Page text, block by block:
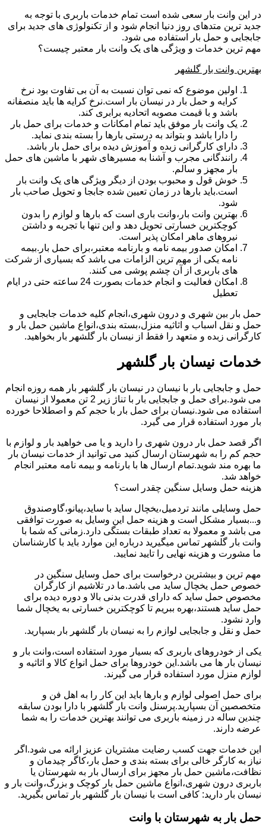
در این وانت بار سعی شده است تمام خدمات باربری با توجه به
جدید ترین متدهای روز دنیا انجام شود و از تکنولوژی های جدید برای
جابجایی و حمل بار استفاده می شود.
مهم ترین خدمات و ویژگی های یک وانت بار معتبر چیست؟
بهترین وانت بار گلشهر
اولین موضوع که نمی توان نسبت به آن بی تفاوت بود نرخ
کرایه و حمل بار در نیسان بار است.نرخ کرایه ها باید منصفانه
باشد و با قیمت مصوبه اتحادیه برابری کند.
یک وانت بار موفق باید تمام امکانات و خدمات برای حمل بار
را دارا باشد و بتواند به درستی بارها را بسته بندی نماید.
دارای کارگرانی زبده و آموزش دیده برای حمل بار باشد.
رانندگانی مجرب و آشنا به مسیرهای شهر با ماشین های حمل
بار مجهز و سالم.
خوش قول و محبوب بودن از دیگر ویژگی های یک وانت بار
است.باید بارها در زمان تعیین شده جابجا و تحویل صاحب بار
شود.
بهترین وانت بار،وانت باری است که بارها و لوازم را بدون
کوچکترین خسارتی تحویل دهد و این تنها با تجربه و داشتن
نیروهای ماهر امکان پذیر است.
امکان صدور بیمه نامه و بارنامه معتبر،برای حمل بار.بیمه
نامه یکی از مهم ترین الزامات می باشد که بسیاری از شرکت
های باربری از آن چشم پوشی می کنند.
امکان فعالیت و انجام خدمات بصورت 24 ساعته حتی در ایام
تعطیل
حمل بار بین شهری و درون شهری،انجام کلیه خدمات جابجایی و
حمل و نقل اسباب و اثاثیه منزل،بسته بندی،انواع ماشین حمل بار و
کارگرانی زبده و متعهد را فقط از نیسان بار گلشهر بار بخواهید.
خدمات نیسان بار گلشهر
حمل و جابجایی بار با نیسان در نیسان بار گلشهر بار همه روزه انجام
می شود.برای حمل و جابجایی بار با تناژ زیر 2 تن معمولا از نیسان
استفاده می شود.نیسان برای حمل بار با حجم کم و اصطلاحا خورده
بار مورد استفاده قرار می گیرد.
اگر قصد حمل بار درون شهری را دارید و یا می خواهید بار و لوازم با
حجم کم را به شهرستان ارسال کنید می توانید از خدمات نیسان بار
ما بهره مند شوید.تمام ارسال ها با بارنامه و بیمه نامه معتبر انجام
خواهد شد.
هزینه حمل وسایل سنگین چقدر است؟
حمل وسایلی مانند تردمیل،یخچال ساید با ساید،پیانو،گاوصندوق
و...بسیار مشکل است و هزینه حمل این وسایل به صورت توافقی
می باشد و معمولا به تعداد طبقات بستگی دارد.زمانی که شما با
وانت بار گلشهر تماس میگیرید درباره این موارد باید با کارشناسان
ما مشورت و هزینه نهایی را تایید نمایید.
مهم ترین و بیشترین درخواست برای حمل وسایل سنگین در
خصوص حمل یخچال ساید می باشد.ما در تلاشیم از کارگران
مخصوص حمل ساید که دارای قدرت بدنی بالا و دوره دیده برای
حمل ساید هستند،بهره ببریم تا کوچکترین خسارتی به یخچال شما
وارد نشود.
حمل و نقل و جابجایی لوازم را به نیسان بار گلشهر بار بسپارید.
یکی از خودروهای باربری که بسیار مورد استفاده است،وانت بار و
نیسان بار ها می باشد.این خودروها برای حمل انواع کالا و اثاثیه و
لوازم منزل مورد استفاده قرار می گیرند.
برای حمل اصولی لوازم و بارها باید این کار را به اهل فن و
متخصصین آن بسپارید.پرسنل وانت بار گلشهر با دارا بودن سابقه
چندین ساله در زمینه باربری می توانند بهترین خدمات را به شما
عرضه دارند.
این خدمات جهت کسب رضایت مشتریان عزیز ارائه می شود.اگر
نیاز به کارگر خالی برای بسته بندی و حمل بار،کاگر چیدمان و
نظافت،ماشین حمل بار مجهز برای ارسال بار به شهرستان یا
باربری درون شهری،انواع ماشین حمل بار کوچک و بزرگ،وانت بار و
نیسان بار دارید: کافی است با نیسان بار گلشهر بار تماس بگیرید.
حمل بار به شهرستان با وانت